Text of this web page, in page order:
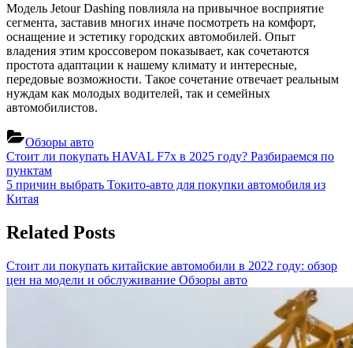
Модель Jetour Dashing повлияла на привычное восприятие
сегмента, заставив многих иначе посмотреть на комфорт,
оснащение и эстетику городских автомобилей. Опыт
владения этим кроссовером показывает, как сочетаются
простота адаптации к нашему климату и интересные,
передовые возможности. Такое сочетание отвечает реальным
нуждам как молодых водителей, так и семейных
автомобилистов.
Обзоры авто
Навигация
по
записям
Previous
Post:
Стоит ли покупать HAVAL F7x в 2025 году? Разбираемся по
пунктам
Next
Post:
5 причин выбрать Токито-авто для покупки автомобиля из
Китая
Related Posts
Стоит ли покупать китайские автомобили в 2022 году: обзор
цен на модели и обслуживание Обзоры авто